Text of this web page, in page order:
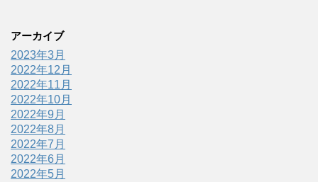
アーカイブ
2023年3月
2022年12月
2022年11月
2022年10月
2022年9月
2022年8月
2022年7月
2022年6月
2022年5月